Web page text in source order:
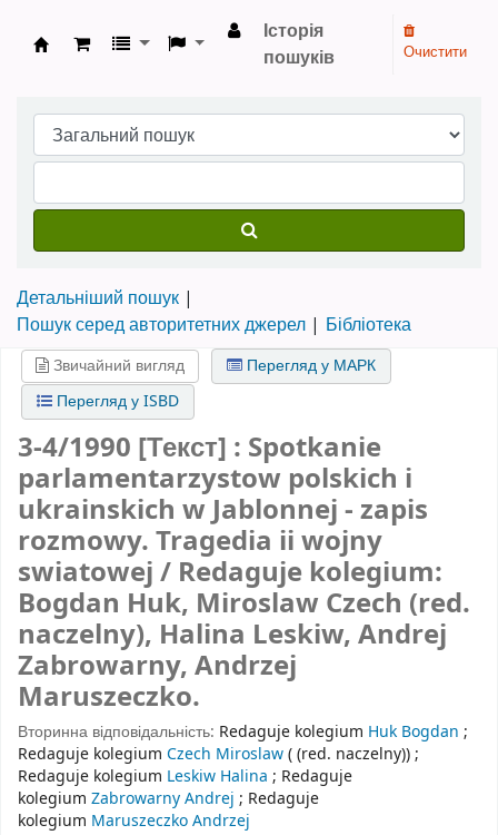
Бібліотека НТШ › Електронний каталог
Історія
пошуків
Очистити
Детальніший пошук
Пошук серед авторитетних джерел
Бібліотека
Звичайний вигляд
Перегляд у МАРК
Перегляд у ISBD
3-4/1990 [Текст] : Spotkanie
parlamentarzystow polskich i
ukrainskich w Jablonnej - zapis
rozmowy. Tragedia ii wojny
swiatowej / Redaguje kolegium:
Bogdan Huk, Miroslaw Czech (red.
naczelny), Halina Leskiw, Andrej
Zabrowarny, Andrzej
Maruszeczko.
Вторинна відповідальність: Redaguje kolegium Huk Bogdan ;
Redaguje kolegium Czech Miroslaw( (red. naczelny));
Redaguje kolegium Leskiw Halina ; Redaguje
kolegium Zabrowarny Andrej ; Redaguje
kolegium Maruszeczko Andrzej